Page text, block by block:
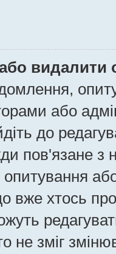
видалити
або
до
пов'язане з
або
вже хтось
не зміг